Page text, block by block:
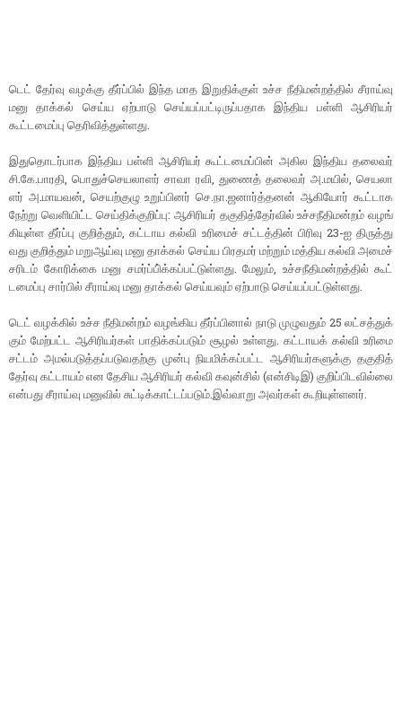
டெட்​ தேர்வு வழக்கு தீர்ப்​பில் இந்த மாத இறு​திக்​குள் உச்​ச நீதிமன்​றத்​தில் சீராய்வு
மனு தாக்​கல் செய்ய ஏற்​பாடு செய்​யப்​பட்​டிருப்​ப​தாக இந்திய பள்ளி ஆசிரியர்
கூட்டமைப்பு தெரி​வித்​துள்​ளது.
இதுதொடர்​பாக இந்​திய பள்ளி ஆசிரியர் கூட்​டமைப்​பின் அகில இந்​திய தலை​வர்
சி.கே.​பார​தி, பொதுச்​செய​லா​ளர் சாவா ரவி, துணைத் தலை​வர் அ.ம​யில், செய​லா​
ளர் அ.மாய​வன், செயற்​குழு உறுப்​பினர் செ.​நா.ஜ​னார்த்​தனன் ஆகியோர் கூட்​டாக
நேற்று வெளி​யிட்ட செய்​திக்​குறிப்​பு: ஆசிரியர் தகு​தித்​தேர்​வில் உச்​சநீ​தி​மன்​றம் வழங்​
கி​யுள்ள தீர்ப்பு குறித்​தும், கட்​டாய கல்வி உரிமைச் சட்​டத்​தின் பிரிவு 23-ஐ திருத்​து​
வது குறித்​தும் மறுஆய்வு மனு தாக்​கல் செய்ய பிரதமர் மற்​றும் மத்​திய கல்வி அமைச்​
சரிடம் கோரிக்கை மனு சமர்ப்​பி்க்​கப்​பட்​டுள்​ளது. மேலும், உச்​சநீ​தி​மன்​றத்​தில் கூட்​
டமைப்பு சார்​பில் சீராய்வு மனு தாக்​கல் செய்​ய​வும் ஏற்​பாடு செய்​யப்​பட்​டுள்​ளது.
டெட் வழக்​கில் உச்​ச நீ​தி​மன்​றம் வழங்​கிய தீர்ப்​பி​னால் நாடு முழு​வதும் 25 லட்​சத்​துக்​
கும் மேற்​பட்ட ஆசிரியர்​கள் பாதிக்​கப்​படும் சூழல் உள்​ளது. கட்​டாயக் கல்வி உரிமை
சட்​டம் அமல்​படுத்​தப்​படு​வதற்கு முன்பு நியமிக்​கப்​பட்ட ஆசிரியர்​களுக்கு தகு​தித்​
தேர்வு கட்​டா​யம் என தேசிய ஆசிரியர் கல்வி கவுன்​சில் (என்​சிடிஇ) குறிப்​பிட​வில்லை
என்​பது சீராய்வு மனு​வில் சுட்​டிக்​காட்​டப்​படும்.இவ்​வாறு அவர்​கள் கூறி​யுள்​ளனர்.